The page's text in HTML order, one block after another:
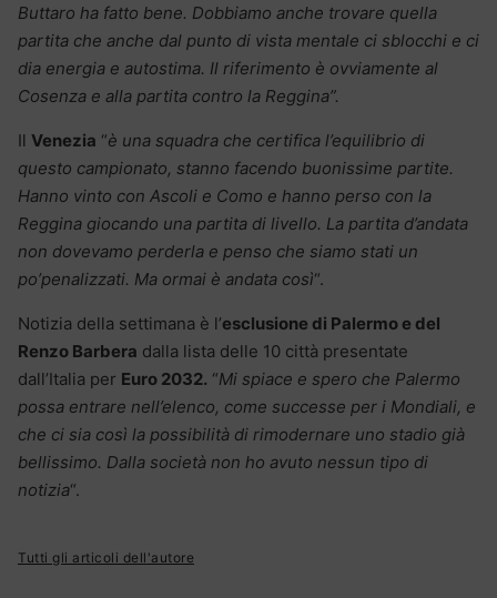
Buttaro ha fatto bene. Dobbiamo anche trovare quella
partita che anche dal punto di vista mentale ci sblocchi e ci
dia energia e autostima. Il riferimento è ovviamente al
Cosenza e alla partita contro la Reggina”.
Il Venezia “è una squadra che certifica l’equilibrio di
questo campionato, stanno facendo buonissime partite.
Hanno vinto con Ascoli e Como e hanno perso con la
Reggina giocando una partita di livello. La partita d’andata
non dovevamo perderla e penso che siamo stati un
po’penalizzati. Ma ormai è andata così“.
Notizia della settimana è l’esclusione di Palermo e del
Renzo Barbera dalla lista delle 10 città presentate
dall’Italia per Euro 2032. “Mi spiace e spero che Palermo
possa entrare nell’elenco, come successe per i Mondiali, e
che ci sia così la possibilità di rimodernare uno stadio già
bellissimo. Dalla società non ho avuto nessun tipo di
notizia“.
Tutti gli articoli dell'autore